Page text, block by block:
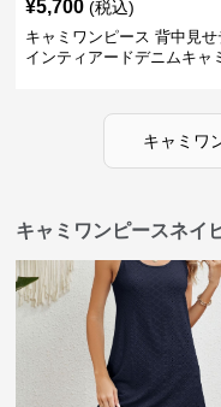
¥5,700 (税込)
キャミワンピース 背中見せ
インティアードデニムキャ
キャミワ
キャミワンピースネイ